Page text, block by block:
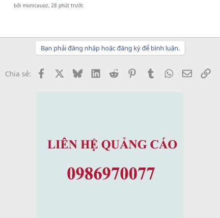
bởimonicauoz, 28 phút trước
Bạn phải đăng nhập hoặc đăng ký để bình luận.
Chia sẻ: Facebook BlueskyLinkedInReddit PinterestTumblrWhatsApp
Email